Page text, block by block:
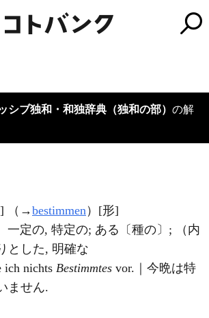
シブ独和・和独辞典（独和の部） の解
（→bestimmen）[形]
一定の, 特定の; ある〔種の〕; （内
とした, 明確な
ich nichts Bestimmtes vor.｜今晩は特
ません.